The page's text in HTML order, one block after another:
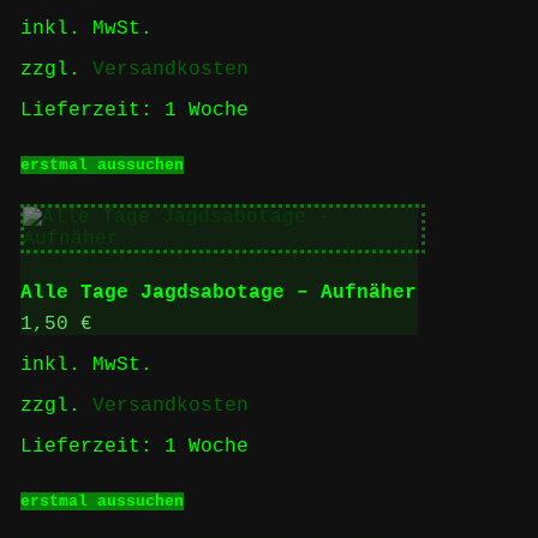
inkl. MwSt.
zzgl. Versandkosten
Lieferzeit: 1 Woche
erstmal aussuchenProdukt
mehrere
auf.
Die
Optionen
gewählt
Alle Tage Jagdsabotage – Aufnäher
1,50 €
inkl. MwSt.
zzgl. Versandkosten
Lieferzeit: 1 Woche
erstmal aussuchenProdukt